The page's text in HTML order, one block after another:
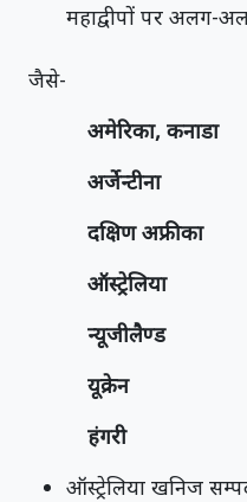
महाद्वीपों पर अलग-
जैसे-
अमेरिका,
दक्षिण
ऑस्ट्रेलिया
न्यूजीलैण्ड
यूक्रेन
हंगरी –
ऑस्ट्रेलिया खनिज